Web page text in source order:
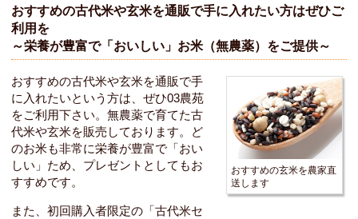
おすすめの古代米や玄米を通販で手に入れたい方はぜひご
利用を
～栄養が豊富で「おいしい」お米（無農薬）をご提供～
おすすめの玄米を農家直
送します
おすすめの古代米や玄米を通販で手
に入れたいという方は、ぜひ03農苑
をご利用下さい。無農薬で育てた古
代米や玄米を販売しております。ど
のお米も非常に栄養が豊富で「おい
しい 」ため、プレゼントとしてもお
すすめです。
また、初回購入者限定の「古代米セ